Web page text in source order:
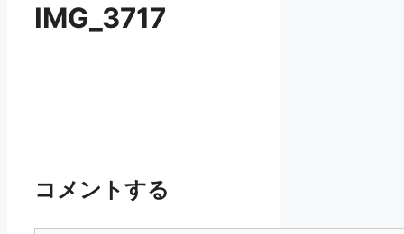
IMG_3717
コメントする